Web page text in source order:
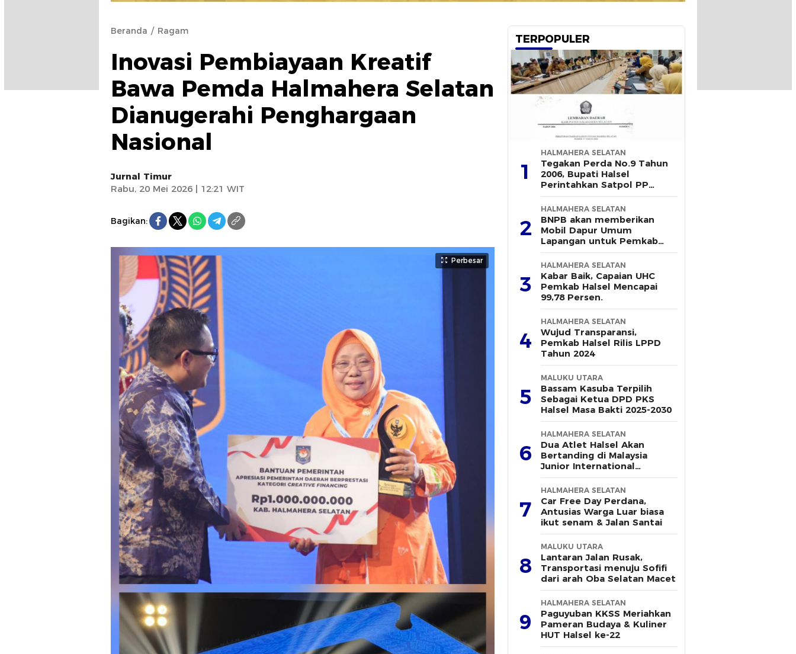
Beranda Ragam
Inovasi Pembiayaan Kreatif
Bawa Pemda Halmahera Selatan
Dianugerahi Penghargaan
Nasional
Jurnal Timur
Rabu, 20 Mei 2026 | 12:21 WIT
Bagikan:
Perbesar
TERPOPULER
1
HALMAHERA SELATAN
Tegakan Perda No.9 Tahun
2006, Bupati Halsel
Perintahkan Satpol PP
Terus Gelar Razia
2
HALMAHERA SELATAN
BNPB akan memberikan
Mobil Dapur Umum
Lapangan untuk Pemkab
Halsel
3
HALMAHERA SELATAN
Kabar Baik, Capaian UHC
Pemkab Halsel Mencapai
99,78 Persen.
4
HALMAHERA SELATAN
Wujud Transparansi,
Pemkab Halsel Rilis LPPD
Tahun 2024
5
MALUKU UTARA
Bassam Kasuba Terpilih
Sebagai Ketua DPD PKS
Halsel Masa Bakti 2025-2030
6
HALMAHERA SELATAN
Dua Atlet Halsel Akan
Bertanding di Malaysia
Junior International
Challange 2025, Berikut
Dukungan Pemerintah
Daerah
7
HALMAHERA SELATAN
Car Free Day Perdana,
Antusias Warga Luar biasa
ikut senam & Jalan Santai
8
MALUKU UTARA
Lantaran Jalan Rusak,
Transportasi menuju Sofifi
dari arah Oba Selatan Macet
9
HALMAHERA SELATAN
Paguyuban KKSS Meriahkan
Pameran Budaya & Kuliner
HUT Halsel ke-22